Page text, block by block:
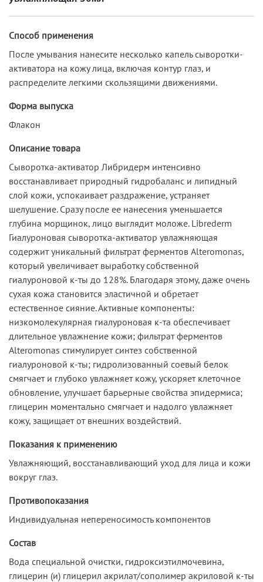
Способ применения
После умывания нанесите несколько капель сыворотки-
активатора на кожу лица, включая контур глаз, и
распределите легкими скользящими движениями.
Форма выпуска
Флакон
Описание товара
Сыворотка-активатор Либридерм интенсивно
восстанавливает природный гидробаланс и липидный
слой кожи, успокаивает раздражение, устраняет
шелушение. Сразу после ее нанесения уменьшается
глубина морщинок, лицо выглядит моложе. Librederm
Гиалуроновая сыворотка-активатор увлажняющая
содержит уникальный фильтрат ферментов Alteromonas,
который увеличивает выработку собственной
гиалуроновой к-ты до 128%. Благодаря этому, даже очень
сухая кожа становится эластичной и обретает
естественное сияние. Активные компоненты:
низкомолекулярная гиалуроновая к-та обеспечивает
длительное увлажнение кожи; фильтрат ферментов
Alteromonas стимулирует синтез собственной
гиалуроновой к-ты; гидролизованный соевый белок
смягчает и глубоко увлажняет кожу, ускоряет клеточное
обновление, улучшает барьерные свойства эпидермиса;
глицерин моментально смягчает и надолго увлажняет
кожу, защищает от внешних воздействий.
Показания к применению
Увлажняющий, восстанавливающий уход для лица и кожи
вокруг глаз.
Противопоказания
Индивидуальная непереносимость компонентов
Состав
Вода специальной очистки, гидроксиэтилмочевина,
глицерин (и) глицерил акрилат/сополимер акриловой к-ты